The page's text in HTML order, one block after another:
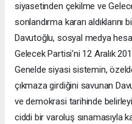
siyasetinden çekilme ve
sonlandırma kararı aldıklarını
Davutoğlu, sosyal medya
Gelecek Partisi'ni 12 Aralık
Genelde siyasi sistemin,
çıkmaza girdiğini savunan
ve demokrasi tarihinde
ciddi bir varoluş sınamasıyla